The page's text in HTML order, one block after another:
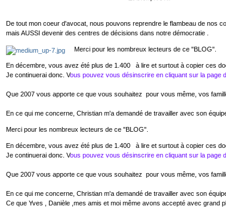
De tout mon coeur d'avocat, nous pouvons reprendre le flambeau de nos
mais AUSSI devenir des centres de décisions dans notre démocratie .
Merci pour les nombreux lecteurs de ce "BLOG".
En décembre, vous avez été plus de 1.400 à lire et surtout à copier ces
Je continuerai donc. Vous pouvez vous désinscrire en cliquant sur la page
Que 2007 vous apporte ce que vous souhaitez pour vous même, vos
En ce qui me concerne, Christian m'a demandé de travailler avec son
Merci pour les nombreux lecteurs de ce "BLOG".
En décembre, vous avez été plus de 1.400 à lire et surtout à copier ces
Je continuerai donc. Vous pouvez vous désinscrire en cliquant sur la page
Que 2007 vous apporte ce que vous souhaitez pour vous même, vos
En ce qui me concerne, Christian m'a demandé de travailler avec son
Ce que Yves , Danièle ,mes amis et moi même avons accepté avec grand